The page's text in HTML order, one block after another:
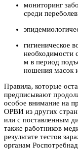
мониторинг
среди
гигиеническое
необходимости
м в период
ношения масок
Правила, которые
предписывают
особое внимание на
ОРВИ из других
или с поставленным
также работников
результате тестов
органам